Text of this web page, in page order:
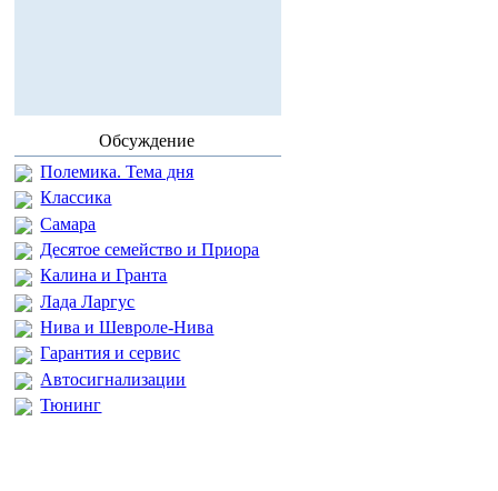
Обсуждение
Полемика. Тема дня
Классика
Самара
Десятое семейство и Приора
Калина и Гранта
Лада Ларгус
Нива и Шевроле-Нива
Гарантия и сервис
Автосигнализации
Тюнинг